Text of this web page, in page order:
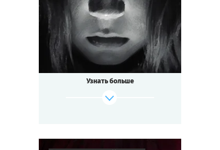
Время игры 1-1,5 ч.
Тематика Мистика
Тип квеста Мини-квестория
Узнать больше